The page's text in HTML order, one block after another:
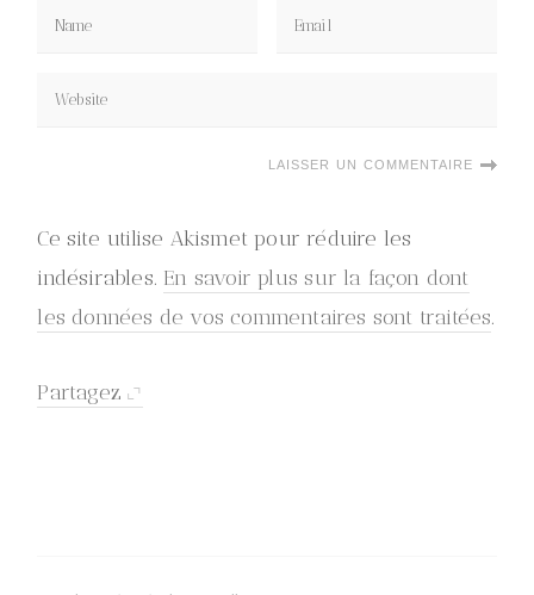
Ce site utilise Akismet pour réduire les
indésirables. En savoir plus sur la façon dont
les données de vos commentaires sont traitées.
Partagez